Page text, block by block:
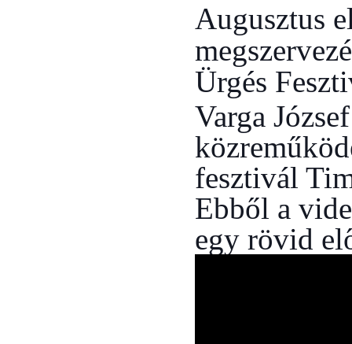
Augusztus
Ürgés
Varga
fesztivál
Ebből a
egy rövid